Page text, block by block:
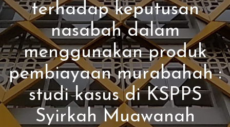
terhadap keputusan
nasabah dalam
menggunakan produk
pembiayaan murabahah :
studi kasus di KSPPS
Syirkah Muawanah